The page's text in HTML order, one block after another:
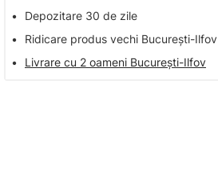
•
Depozitare 30 de zile
•
Ridicare produs vechi București-Ilfov
•
Livrare cu 2 oameni București-Ilfov